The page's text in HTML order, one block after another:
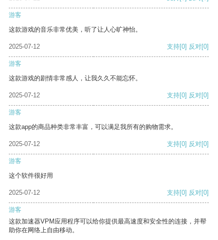
游客
这款游戏的音乐非常优美，听了让人心旷神怡。
2025-07-12 支持[0] 反对[0]
游客
这款游戏的剧情非常感人，让我久久不能忘怀。
2025-07-12 支持[0] 反对[0]
游客
这款app的商品种类非常丰富，可以满足我所有的购物需求。
2025-07-12 支持[0] 反对[0]
游客
这个软件很好用
2025-07-12 支持[0] 反对[0]
游客
这款加速器VPM应用程序可以给你提供最高速度和安全性的连接，并帮
助你在网络上自由移动。